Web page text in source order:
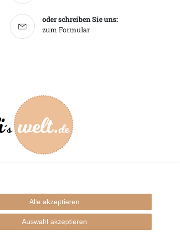
oder schreiben Sie uns:
zum Formular
Alle akzeptieren
Auswahl akzeptieren